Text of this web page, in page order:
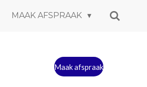
MAAK AFSPRAAK
Maak afspraak